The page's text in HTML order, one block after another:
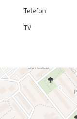
Telefon
TV